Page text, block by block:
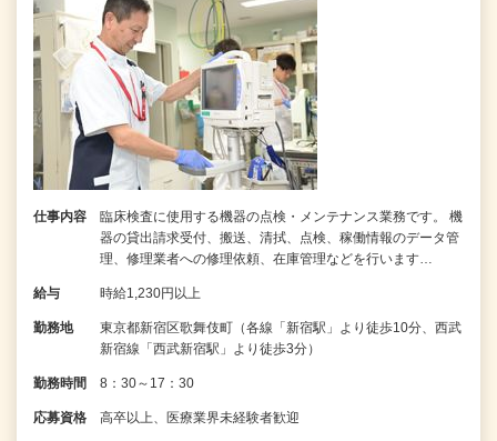
仕事内容
臨床検査に使用する機器の点検・メンテナンス業務です。 機
器の貸出請求受付、搬送、清拭、点検、稼働情報のデータ管
理、修理業者への修理依頼、在庫管理などを行います…
給与 時給1,230円以上
勤務地
東京都新宿区歌舞伎町（各線「新宿駅」より徒歩10分、西武
新宿線「西武新宿駅」より徒歩3分）
勤務時間 8：30～17：30
応募資格 高卒以上、医療業界未経験者歓迎